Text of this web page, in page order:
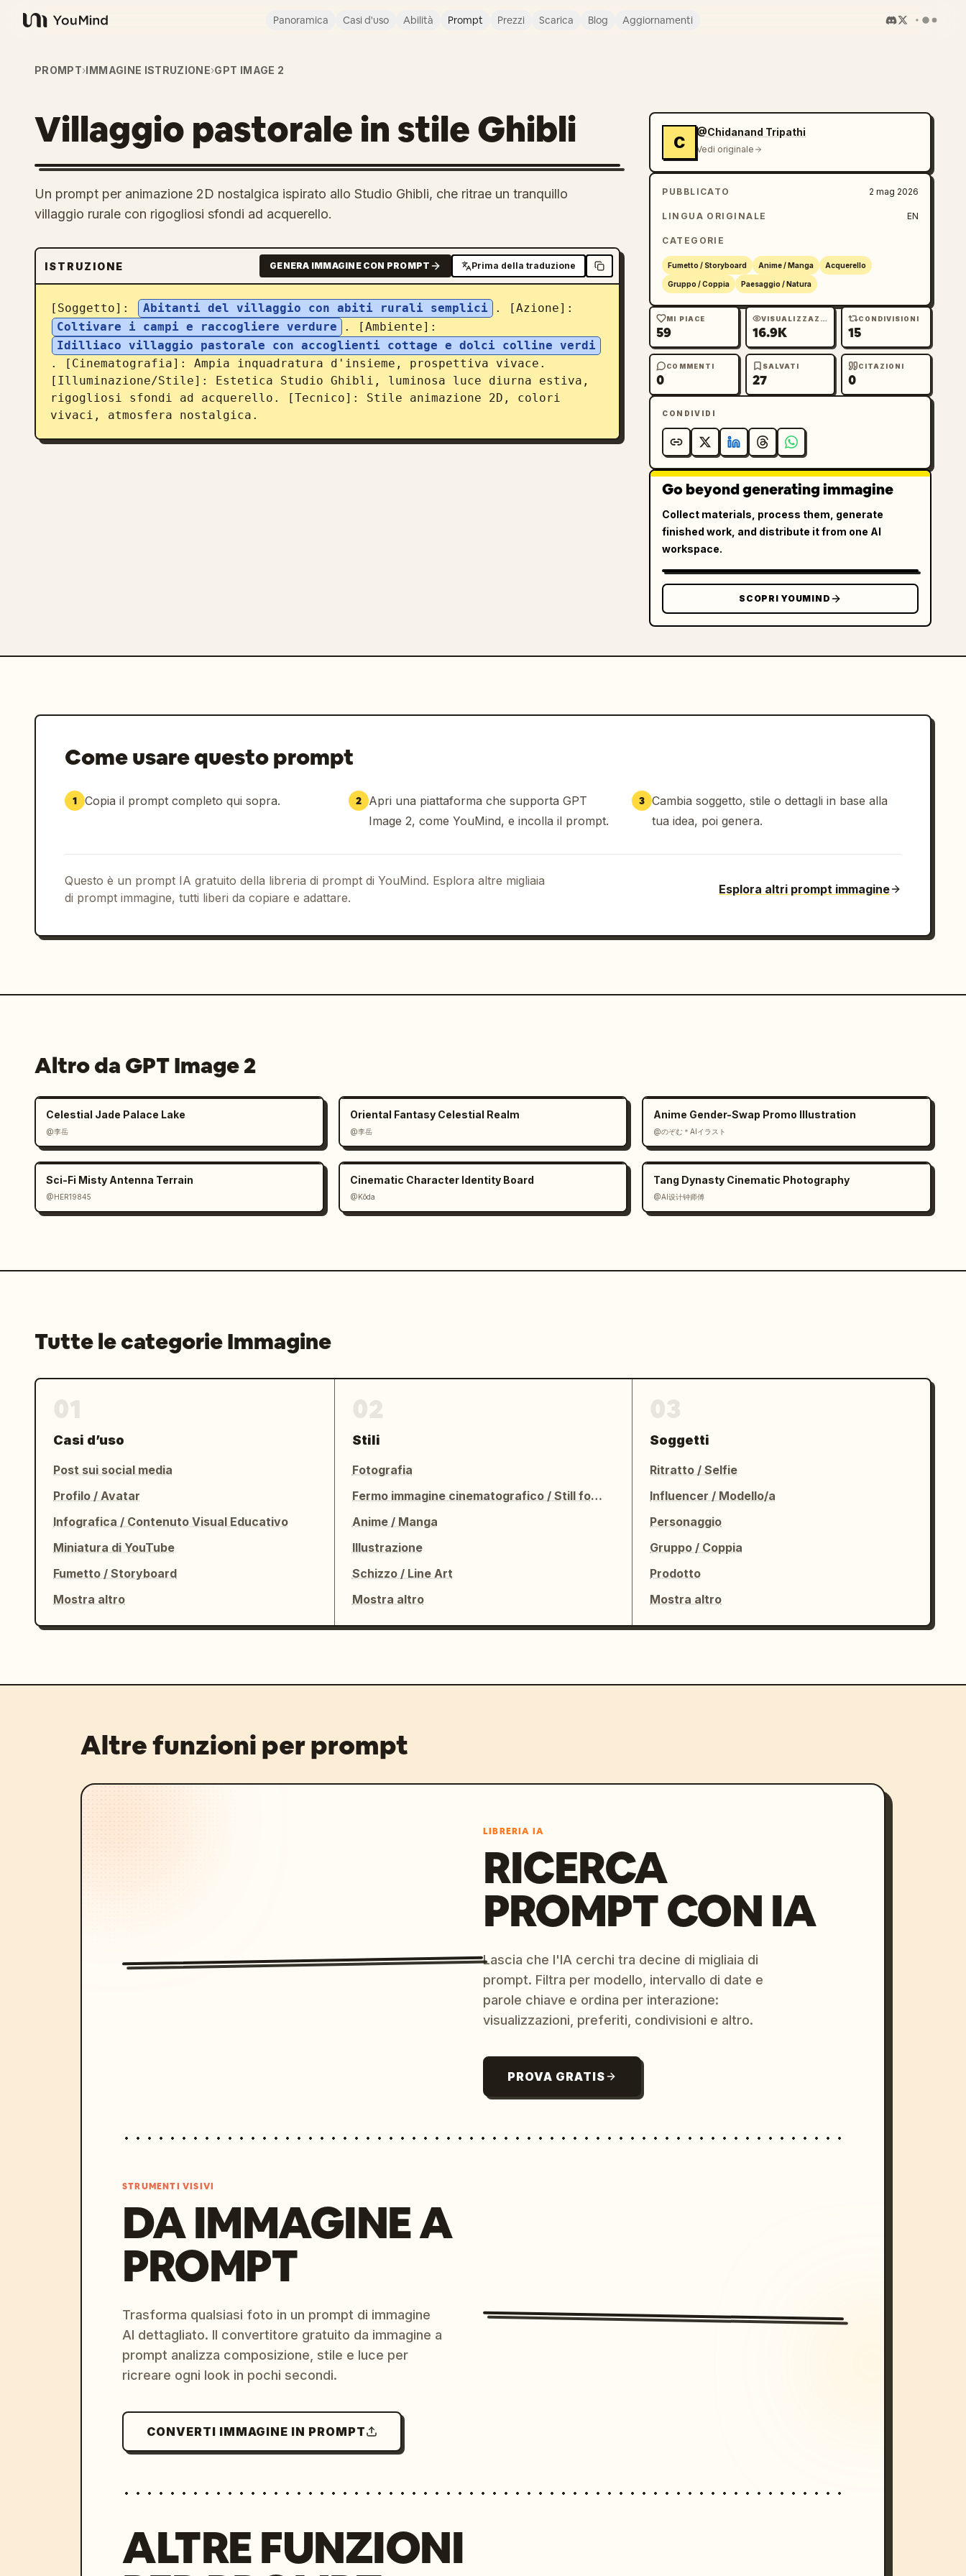
YouMind
Panoramica Casi d'uso Abilità Prompt Prezzi Scarica Blog Aggiornamenti
PROMPT›IMMAGINE ISTRUZIONE›GPT IMAGE 2
Villaggio pastorale in stile Ghibli
Un prompt per animazione 2D nostalgica ispirato allo Studio Ghibli, che ritrae un tranquillo
villaggio rurale con rigogliosi sfondi ad acquerello.
ISTRUZIONE GENERA IMMAGINE CON PROMPT Prima della traduzione
[Soggetto]: Abitanti del villaggio con abiti rurali semplici
. [Azione]:
Coltivare i campi e raccogliere verdure
. [Ambiente]:
Idilliaco villaggio pastorale con accoglienti cottage e dolci colline verdi
. [Cinematografia]: Ampia inquadratura d'insieme, prospettiva vivace.
[Illuminazione/Stile]: Estetica Studio Ghibli, luminosa luce diurna estiva,
rigogliosi sfondi ad acquerello. [Tecnico]: Stile animazione 2D, colori
vivaci, atmosfera nostalgica.
C
@Chidanand Tripathi
Vedi originale
PUBBLICATO 2 mag 2026
LINGUA ORIGINALE EN
CATEGORIE
Fumetto / Storyboard Anime / Manga Acquerello
Gruppo / Coppia Paesaggio / Natura
MI PIACE
59
VISUALIZZAZIONI
16.9K
CONDIVISIONI
15
COMMENTI
0
SALVATI
27
CITAZIONI
0
CONDIVIDI
Go beyond generating immagine
Collect materials, process them, generate
finished work, and distribute it from one AI
workspace.
SCOPRI YOUMIND
Come usare questo prompt
1 Copia il prompt completo qui sopra. 2 Apri una piattaforma che supporta GPT
Image 2, come YouMind, e incolla il prompt.
3 Cambia soggetto, stile o dettagli in base alla
tua idea, poi genera.
Questo è un prompt IA gratuito della libreria di prompt di YouMind. Esplora altre migliaia
di prompt immagine, tutti liberi da copiare e adattare.
Esplora altri prompt immagine
Altro da GPT Image 2
Celestial Jade Palace Lake
@李岳
Oriental Fantasy Celestial Realm
@李岳
Anime Gender-Swap Promo Illustration
@のぞむ＊AIイラスト
Sci-Fi Misty Antenna Terrain
@HER19845
Cinematic Character Identity Board
@Kōda
Tang Dynasty Cinematic Photography
@AI设计钟师傅
Tutte le categorie Immagine
Casi d’uso
Post sui social media
Profilo / Avatar
Infografica / Contenuto Visual Educativo
Miniatura di YouTube
Fumetto / Storyboard
Mostra altro
Stili
Fotografia
Fermo immagine cinematografico / Still fotografico
Anime / Manga
Illustrazione
Schizzo / Line Art
Mostra altro
Soggetti
Ritratto / Selfie
Influencer / Modello/a
Personaggio
Gruppo / Coppia
Prodotto
Mostra altro
Altre funzioni per prompt
LIBRERIA IA
RICERCA
PROMPT CON IA
Lascia che l'IA cerchi tra decine di migliaia di
prompt. Filtra per modello, intervallo di date e
parole chiave e ordina per interazione:
visualizzazioni, preferiti, condivisioni e altro.
PROVA GRATIS
STRUMENTI VISIVI
DA IMMAGINE A
PROMPT
Trasforma qualsiasi foto in un prompt di immagine
AI dettagliato. Il convertitore gratuito da immagine a
prompt analizza composizione, stile e luce per
ricreare ogni look in pochi secondi.
CONVERTI IMMAGINE IN PROMPT
ALTRE FUNZIONI